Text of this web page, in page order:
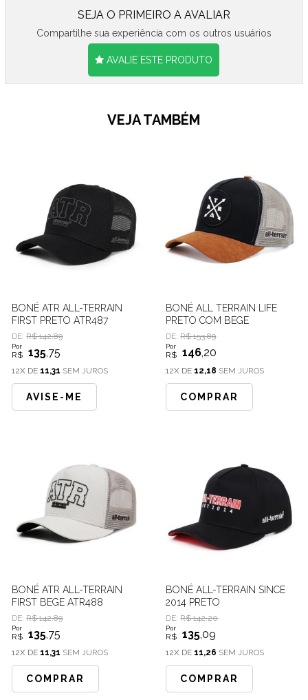
SEJA O PRIMEIRO A AVALIAR
Compartilhe sua experiência com os outros usuários
AVALIE ESTE PRODUTO
VEJA TAMBÉM
BONÉ ATR ALL-TERRAIN
FIRST PRETO ATR487
DE:R$ 142.89
Por
R$ 135 ,75
12X DE 11,31 SEM JUROS
AVISE-ME
BONÉ ALL TERRAIN LIFE
PRETO COM BEGE
DE:R$ 153.89
Por
R$ 146 ,20
12X DE 12,18 SEM JUROS
COMPRAR
BONÉ ATR ALL-TERRAIN
FIRST BEGE ATR488
DE:R$ 142.89
Por
R$ 135 ,75
12X DE 11,31 SEM JUROS
COMPRAR
BONÉ ALL-TERRAIN SINCE
2014 PRETO
DE:R$ 142.20
Por
R$ 135,09
12X DE 11,26 SEM JUROS
COMPRAR